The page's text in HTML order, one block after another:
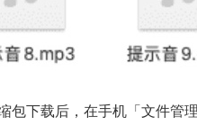
包下载后，在手机「文件管